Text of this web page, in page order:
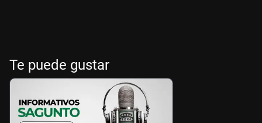
Te puede gustar